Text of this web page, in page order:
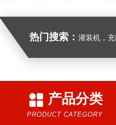
热门搜索： 灌装机，
产品分类
PRODUCT CATEGORY